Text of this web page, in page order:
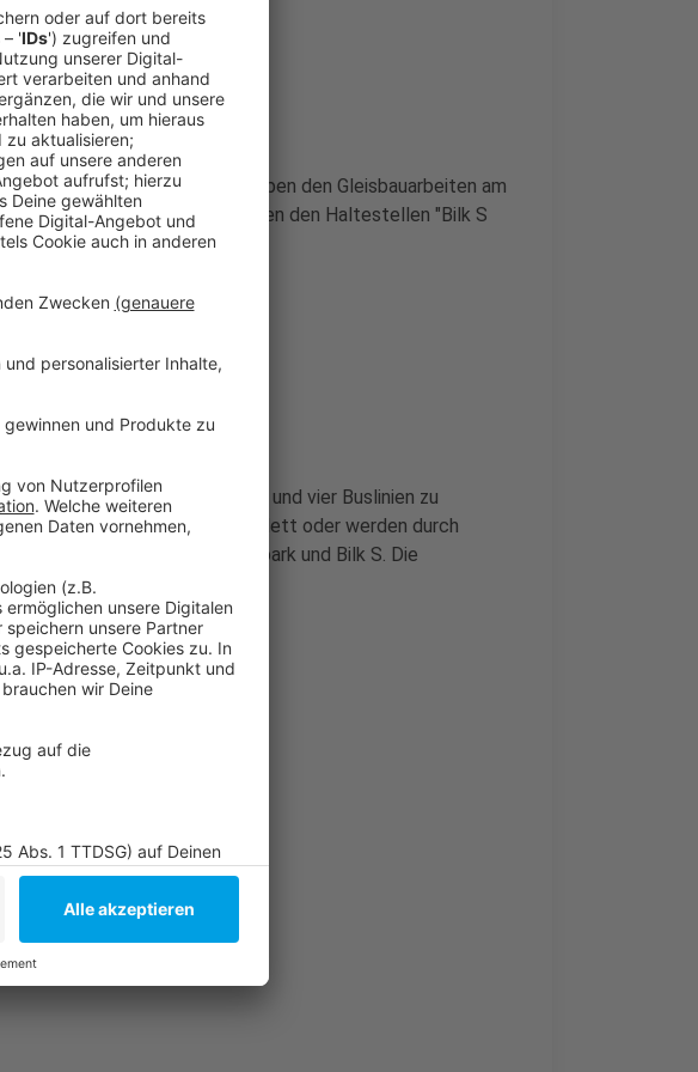
großräumig zu umfahren. Neben den Gleisbauarbeiten am
auch im Bilker Tunnel zwischen den Haltestellen "Bilk S
August
es deshalb auf sieben Bahn- und vier Buslinien zu
Umleitungen, entfallen komplett oder werden durch
Strecke zwischen dem Südpark und Bilk S. Die